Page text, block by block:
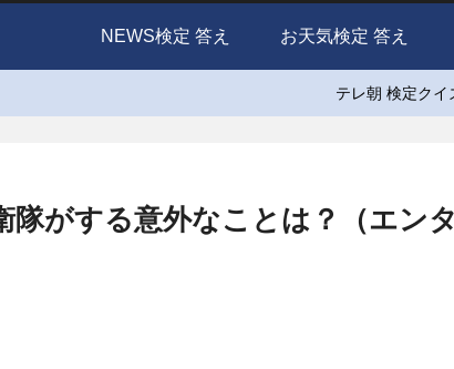
NEWS検定 答え お天気検定 答え
テレ朝 検定クイ
隊がする意外なことは？（エンタ